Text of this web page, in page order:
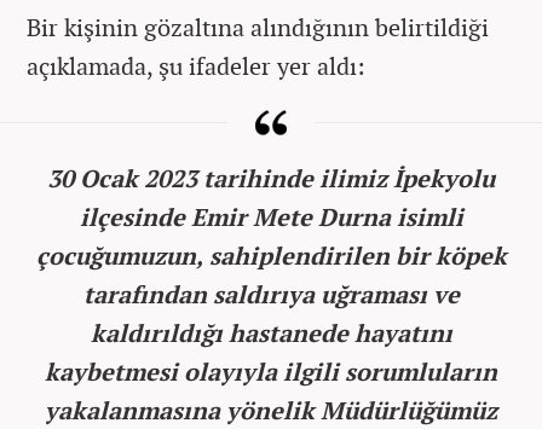
Bir kişinin gözaltına alındığının belirtildiği
açıklamada, şu ifadeler yer aldı:
30 Ocak 2023 tarihinde ilimiz İpekyolu
ilçesinde Emir Mete Durna isimli
çocuğumuzun, sahiplendirilen bir köpek
tarafından saldırıya uğraması ve
kaldırıldığı hastanede hayatını
kaybetmesi olayıyla ilgili sorumluların
yakalanmasına yönelik Müdürlüğümüz